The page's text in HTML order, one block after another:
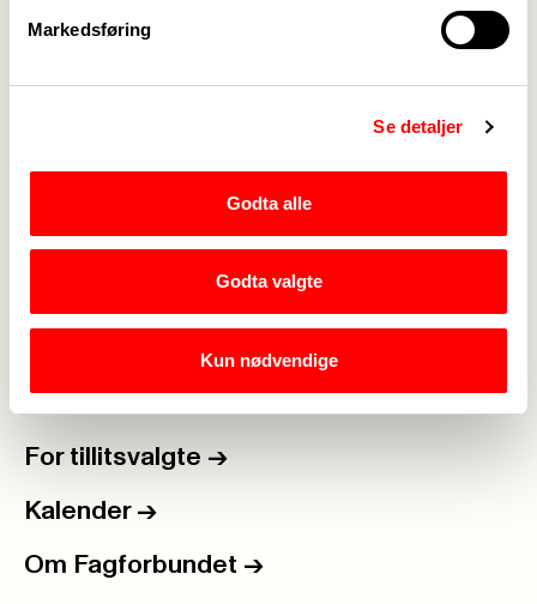
Markedsføring
Se detaljer
Godta alle
Godta valgte
Kun nødvendige
– Oppgjøret tar hensyn til at mange bedrifter
fremdeles er i en vanskelig situasjon, og at vi har
->
For tillitsvalgte ->
Kalender ->
Om Fagforbundet ->